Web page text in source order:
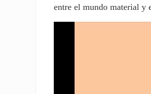
entre el mundo material y